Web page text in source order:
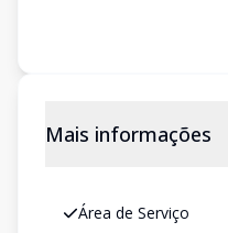
Mais informações
Área de Serviço